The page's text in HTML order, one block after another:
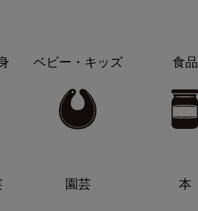
ベビー・キッズ 食品
園芸 本